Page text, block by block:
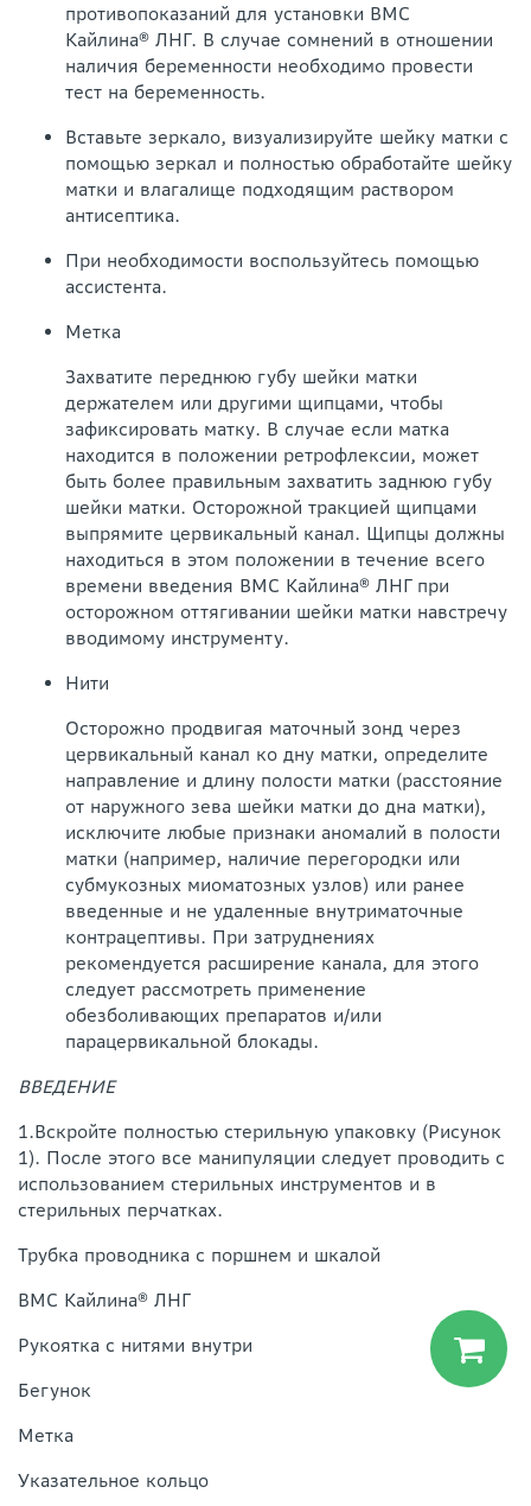
противопоказаний для установки ВМС
Кайлина® ЛНГ. В случае сомнений в отношении
наличия беременности необходимо провести
тест на беременность.
Вставьте зеркало, визуализируйте шейку матки с
помощью зеркал и полностью обработайте шейку
матки и влагалище подходящим раствором
антисептика.
При необходимости воспользуйтесь помощью
ассистента.
Метка
Захватите переднюю губу шейки матки
держателем или другими щипцами, чтобы
зафиксировать матку. В случае если матка
находится в положении ретрофлексии, может
быть более правильным захватить заднюю губу
шейки матки. Осторожной тракцией щипцами
выпрямите цервикальный канал. Щипцы должны
находиться в этом положении в течение всего
времени введения ВМС Кайлина® ЛНГ при
осторожном оттягивании шейки матки навстречу
вводимому инструменту.
Нити
Осторожно продвигая маточный зонд через
цервикальный канал ко дну матки, определите
направление и длину полости матки (расстояние
от наружного зева шейки матки до дна матки),
исключите любые признаки аномалий в полости
матки (например, наличие перегородки или
субмукозных миоматозных узлов) или ранее
введенные и не удаленные внутриматочные
контрацептивы. При затруднениях
рекомендуется расширение канала, для этого
следует рассмотреть применение
обезболивающих препаратов и/или
парацервикальной блокады.
ВВЕДЕНИЕ
1.Вскройте полностью стерильную упаковку (Рисунок
1). После этого все манипуляции следует проводить с
использованием стерильных инструментов и в
стерильных перчатках.
Трубка проводника с поршнем и шкалой
ВМС Кайлина® ЛНГ
Рукоятка с нитями внутри
Бегунок
Метка
Указательное кольцо